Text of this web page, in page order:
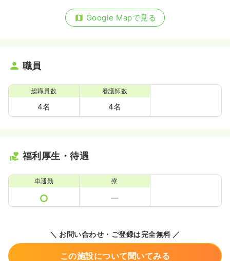
Google Mapで見る
職員
総職員数
4名
看護師数
4名
福利厚生・待遇
車通勤 寮
＼ お問い合わせ・ご登録は完全無料 ／
この施設について聞いてみる